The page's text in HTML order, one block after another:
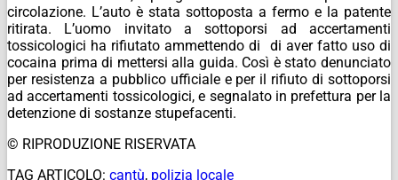
circolazione. L’auto è stata sottoposta a fermo e la patente
ritirata. L’uomo invitato a sottoporsi ad accertamenti
tossicologici ha rifiutato ammettendo di di aver fatto uso di
cocaina prima di mettersi alla guida. Così è stato denunciato
per resistenza a pubblico ufficiale e per il rifiuto di sottoporsi
ad accertamenti tossicologici, e segnalato in prefettura per la
detenzione di sostanze stupefacenti.
© RIPRODUZIONE RISERVATA
TAG ARTICOLO: cantù, polizia locale